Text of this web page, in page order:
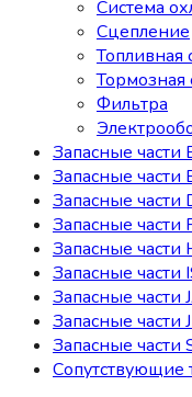
Система
Сцепление
Топливная
Тормозная
Фильтра
Запасные части
Запасные
Запасные части
Запасные части
Запасные части
Запасные части
Запасные части
Запасные части
Запасные части
Сопутствующие